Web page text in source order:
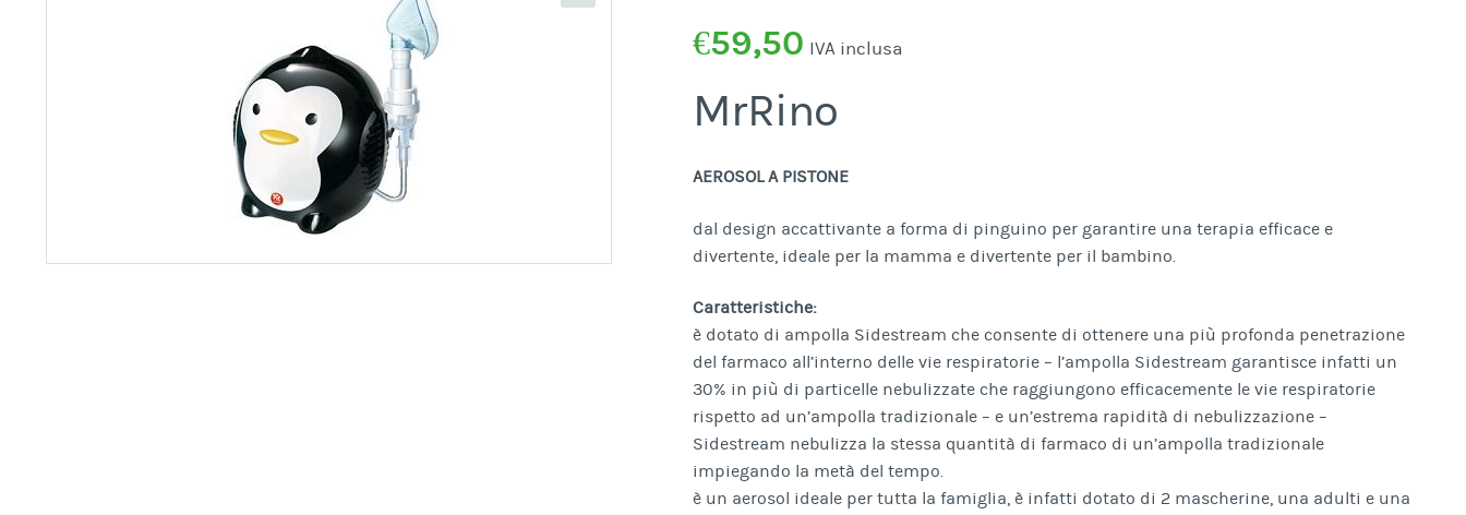
€59,50 IVA inclusa
MrRino
AEROSOL A PISTONE
dal design accattivante a forma di pinguino per garantire una terapia efficace e
divertente, ideale per la mamma e divertente per il bambino.
Caratteristiche:
è dotato di ampolla Sidestream che consente di ottenere una più profonda penetrazione
del farmaco all’interno delle vie respiratorie – l’ampolla Sidestream garantisce infatti un
30% in più di particelle nebulizzate che raggiungono efficacemente le vie respiratorie
rispetto ad un’ampolla tradizionale – e un’estrema rapidità di nebulizzazione –
Sidestream nebulizza la stessa quantità di farmaco di un’ampolla tradizionale
impiegando la metà del tempo.
è un aerosol ideale per tutta la famiglia, è infatti dotato di 2 mascherine, una adulti e una